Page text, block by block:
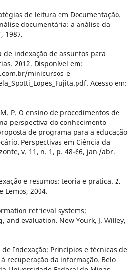
de leitura em Documentação.
documentária: a análise da
1987.
de indexação de assuntos para
2012. Disponível em:
minicursos-e-
Acesso em:
M. P. O ensino de procedimentos de
perspectiva do conhecimento
de programa para a educação
Perspectivas em Ciência da
v. 11, n. 1, p. 48-66, jan./abr.
e resumos: teoria e prática. 2.
Lemos, 2004.
retrieval systems:
and evaluation. New Yourk, J. Willey,
de Indexação: Princípios e técnicas de
recuperação da informação. Belo